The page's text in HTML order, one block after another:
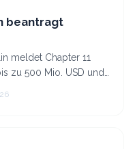
beantragt
meldet Chapter 11
zu 500 Mio. USD und
für.